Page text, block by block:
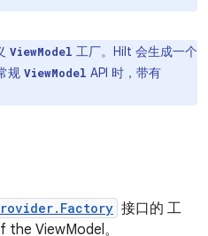
ViewModel 工厂。Hilt 会生成一个
规 ViewModel API 时，带有
接口的 工
ViewModel。